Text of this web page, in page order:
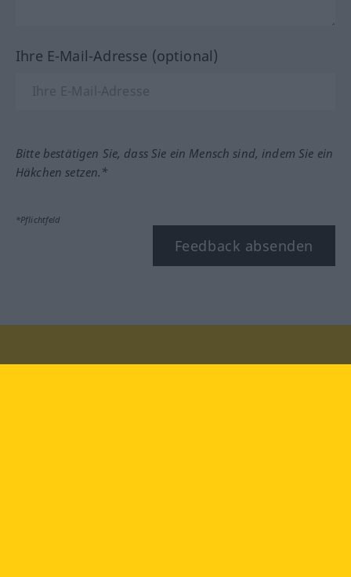
Ihre E-Mail-Adresse (optional)
Bitte bestätigen Sie, dass Sie ein Mensch sind, indem Sie ein
Häkchen setzen.*
*Pflichtfeld
Feedback absenden